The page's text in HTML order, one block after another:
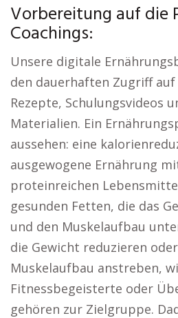
Vorbereitung auf die
Coachings:
Unsere digitale
den dauerhaften Zugriff
Rezepte, Schulungsvideos
Materialien. Ein
aussehen: eine
ausgewogene Ernährung
proteinreichen
gesunden Fetten, die das
und den Muskelaufbau
die Gewicht reduzieren
Muskelaufbau anstreben,
Fitnessbegeisterte oder
gehören zur Zielgruppe.